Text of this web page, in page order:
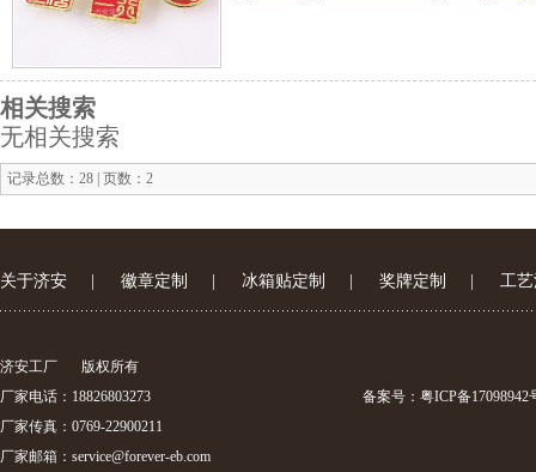
相关搜索
无相关搜索
记录总数：28 | 页数：2
关于济安 徽章定制 冰箱贴定制 奖牌定制 工
济安工厂
版权所有
厂家电话：18826803273
厂家传真：0769-22900211
厂家邮箱： service@forever-eb.com
备案号： 粤ICP备17098942